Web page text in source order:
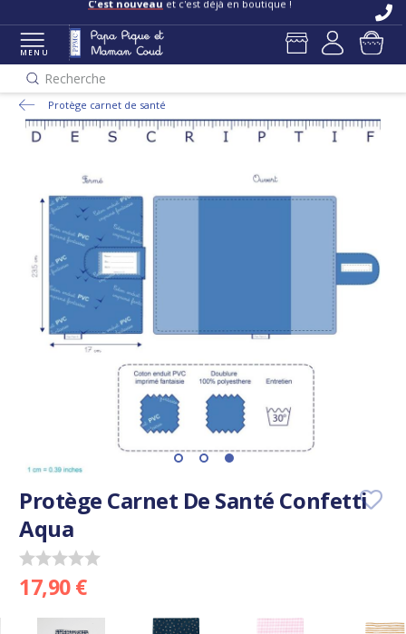
C'est nouveau et c'est déjà en boutique !
MENU
Recherche
Protège carnet de santé
Protège Carnet De Santé Confetti
Aqua
17,90 €